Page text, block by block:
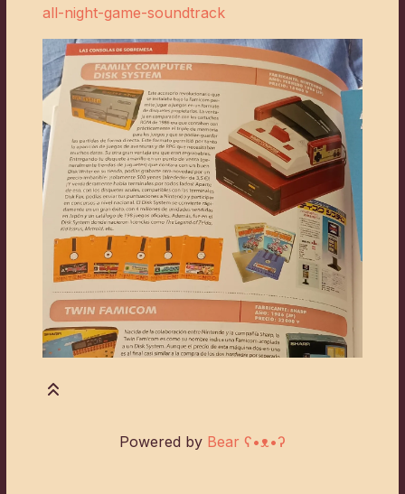
all-night-game-soundtrack
Powered by Bear ʕ•ᴥ•ʔ